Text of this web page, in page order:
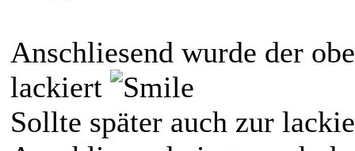
Anschliesend wurde der
lackiert
Sollte später auch zur